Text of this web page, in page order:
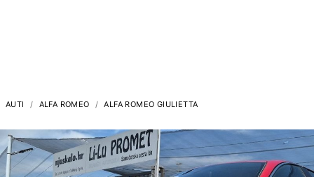
AUTI ALFA ROMEO ALFA ROMEO GIULIETTA